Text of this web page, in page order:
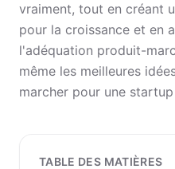
vraiment, tout en créant
pour la croissance et en
l'adéquation produit-
même les meilleures
marcher pour une
TABLE DES MATIÈRES